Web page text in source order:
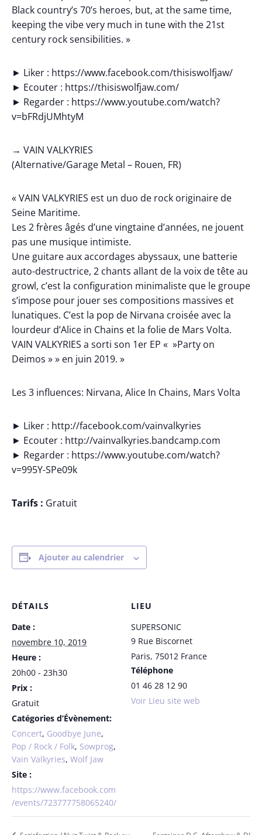
Black country’s 70’s heroes, but, at the same time,
keeping the vibe very much in tune with the 21st
century rock sensibilities. »
► Liker : https://www.facebook.com/thisiswolfjaw/
► Ecouter : https://thisiswolfjaw.com/
► Regarder : https://www.youtube.com/watch?
v=bFRdjUMhtyM
→ VAIN VALKYRIES
(Alternative/Garage Metal – Rouen, FR)
« VAIN VALKYRIES est un duo de rock originaire de
Seine Maritime.
Les 2 frères âgés d’une vingtaine d’années, ne jouent
pas une musique intimiste.
Une guitare aux accordages abyssaux, une batterie
auto-destructrice, 2 chants allant de la voix de tête au
growl, c’est la configuration minimaliste que le groupe
s’impose pour jouer ses compositions massives et
lunatiques. C’est la pop de Nirvana croisée avec la
lourdeur d’Alice in Chains et la folie de Mars Volta.
VAIN VALKYRIES a sorti son 1er EP « »Party on
Deimos » » en juin 2019. »
Les 3 influences: Nirvana, Alice In Chains, Mars Volta
► Liker : http://facebook.com/vainvalkyries
► Ecouter : http://vainvalkyries.bandcamp.com
► Regarder : https://www.youtube.com/watch?
v=995Y-SPe09k
Tarifs : Gratuit
Ajouter au calendrier
DÉTAILS
Date :
novembre 10, 2019
Heure :
20h00 - 23h30
Prix :
Gratuit
Catégories d’Évènement:
Concert, Goodbye June,
Pop / Rock / Folk, Sowprog,
Vain Valkyries, Wolf Jaw
Site :
https://www.facebook.com
/events/723777758065240/
LIEU
SUPERSONIC
9 Rue Biscornet
Paris, 75012 France
Téléphone
01 46 28 12 90
Voir Lieu site web